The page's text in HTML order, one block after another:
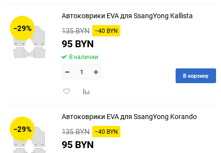
−29%
Автоковрики EVA для SsangYong Kallista
135 BYN −40 BYN
95 BYN
В наличии
ДобавитьДобавить
В корзину
−29%
Автоковрики EVA для SsangYong Korando
135 BYN −40 BYN
95 BYN